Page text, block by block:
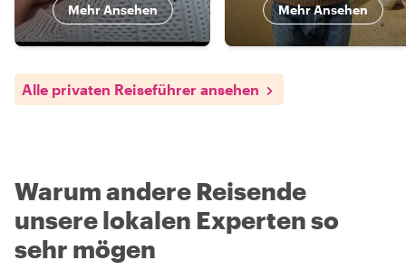
Mehr Ansehen Mehr Ansehen
Alle privaten Reiseführer ansehen
Warum andere Reisende
unsere lokalen Experten so
sehr mögen